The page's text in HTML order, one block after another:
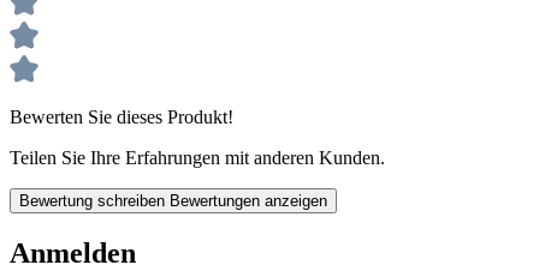
Bewerten Sie dieses Produkt!
Teilen Sie Ihre Erfahrungen mit anderen Kunden.
Bewertung schreiben Bewertungen anzeigen
Anmelden